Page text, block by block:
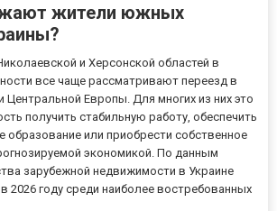
жители южных
и Херсонской областей в
все чаще рассматривают переезд в
Центральной Европы. Для многих из них это
получить стабильную работу, обеспечить
образование или приобрести собственное
экономикой. По данным
зарубежной недвижимости в Украине
2026 году среди наиболее востребованных